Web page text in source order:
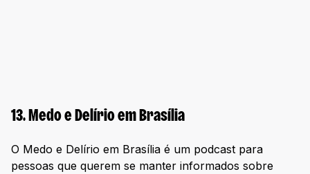
13. Medo e Delírio em Brasília
O Medo e Delírio em Brasília é um podcast para
pessoas que querem se manter informados sobre